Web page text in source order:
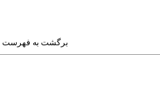
برگشت به فهرست